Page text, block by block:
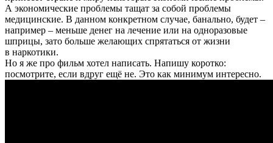
А экономические проблемы тащат за собой проблемы
медицинские. В данном конкретном случае, банально, будет –
например – меньше денег на лечение или на одноразовые
шприцы, зато больше желающих спрятаться от жизни
в наркотики.
Но я же про фильм хотел написать. Напишу коротко:
посмотрите, если вдруг ещё не. Это как минимум интересно.